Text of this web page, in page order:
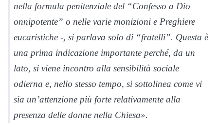
nella formula penitenziale del “Confesso a Dio
onnipotente” o nelle varie monizioni e Preghiere
eucaristiche -, si parlava solo di “fratelli”. Questa è
una prima indicazione importante perché, da un
lato, si viene incontro alla sensibilità sociale
odierna e, nello stesso tempo, si sottolinea come vi
sia un’attenzione più forte relativamente alla
presenza delle donne nella Chiesa».